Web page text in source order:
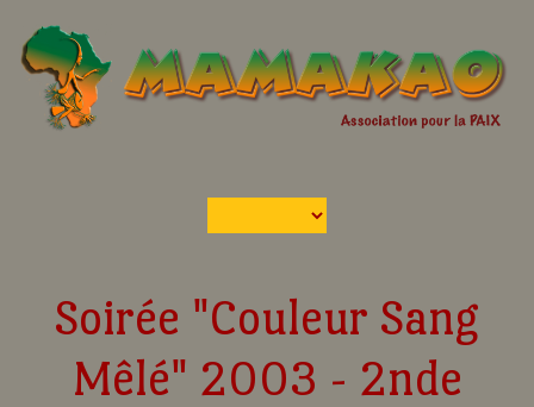
Soirée "Couleur Sang
Mêlé" 2003 - 2nde